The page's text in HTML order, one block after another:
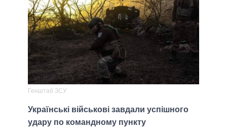
Генштаб ЗСУ
Українські військові завдали успішного
удару по командному пункту